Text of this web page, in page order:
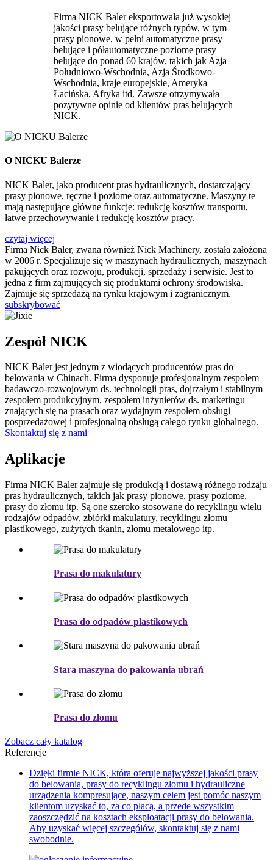
Firma NICK Baler eksportowała już wysokiej
jakości prasy belujące różnych typów, w tym
prasy pionowe, w pełni automatyczne prasy
belujące i półautomatyczne poziome prasy
belujące do ponad 60 krajów, takich jak Azja
Południowo-Wschodnia, Azja Środkowo-
Wschodnia, kraje europejskie, Ameryka
Łacińska, Afryka itd. Zawsze otrzymywała
pozytywne opinie od klientów pras belujących
NICK.
O NICKU Balerze
NICK Baler, jako producent pras hydraulicznych, dostarczający
prasy pionowe, ręczne i poziome oraz automatyczne. Maszyny te
mają następujące główne funkcje: redukcję kosztów transportu,
łatwe przechowywanie i redukcję kosztów pracy.
czytaj więcej
Firma Nick Baler, zwana również Nick Machinery, została założona
w 2006 r. Specjalizuje się w maszynach hydraulicznych, maszynach
pakujących oraz rozwoju, produkcji, sprzedaży i serwisie. Jest to
jedna z firm zajmujących się produktami ochrony środowiska.
Zajmuje się sprzedażą na rynku krajowym i zagranicznym.
subskrybować
Zespół NICK
NICK Baler jest jednym z wiodących producentów pras do
belowania w Chinach. Firma dysponuje profesjonalnym zespołem
badawczo-rozwojowym ds. technologii pras, dojrzałym i stabilnym
zespołem produkcyjnym, zespołem inżynierów ds. marketingu
znających się na prasach oraz wydajnym zespołem obsługi
posprzedażowej i profesjonalną obsługą całego rynku globalnego.
Skontaktuj się z nami
Aplikacje
Firma NICK Baler zajmuje się produkcją i dostawą różnego rodzaju
pras hydraulicznych, takich jak prasy pionowe, prasy poziome,
prasy do złomu itp. Są one szeroko stosowane do recyklingu wielu
rodzajów odpadów, zbiórki makulatury, recyklingu złomu
plastikowego, zużytych tkanin, złomu metalowego itp.
Prasa do makulatury
Prasa do odpadów plastikowych
Stara maszyna do pakowania ubrań
Prasa do złomu
Zobacz cały katalog
Referencje
Dzięki firmie NICK, która oferuje najwyższej jakości prasy
do belowania, prasy do recyklingu złomu i hydrauliczne
urządzenia kompresujące, naszym celem jest pomóc naszym
klientom uzyskać to, za co płacą, a przede wszystkim
zaoszczędzić na kosztach eksploatacji prasy do belowania.
Aby uzyskać więcej szczegółów, skontaktuj się z nami
swobodnie.